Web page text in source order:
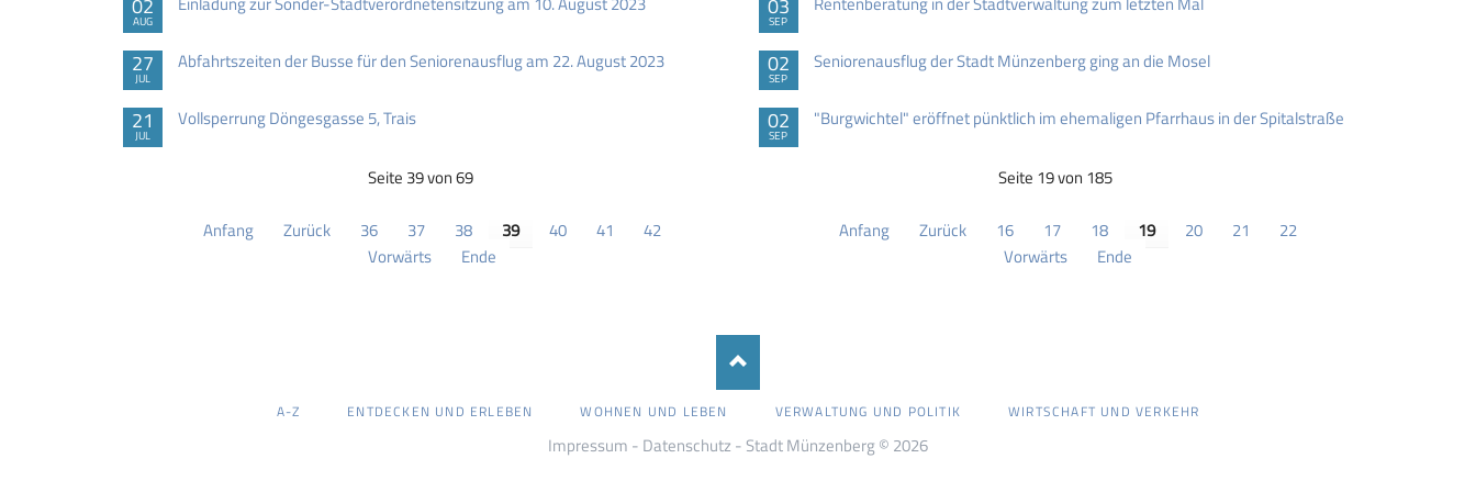
AUG
27
JUL
Abfahrtszeiten der Busse für den Seniorenausflug am 22. August 2023
21
JUL
Vollsperrung Döngesgasse 5, Trais
Seite 39 von 69
Anfang Zurück 36 37 38 39 40 41
42
Vorwärts
Ende
SEP
02
SEP
Seniorenausflug der Stadt Münzenberg ging an die Mosel
02
SEP
"Burgwichtel" eröffnet pünktlich im ehemaligen Pfarrhaus in der Spitalstraße
Seite 19 von 185
Anfang Zurück 16 17 18 19 20 21
22
Vorwärts
Ende
ÜBERSPRINGEN
A-Z ENTDECKEN UND ERLEBEN WOHNEN UND LEBEN VERWALTUNG UND POLITIK WIRTSCHAFT UND VERKEHR
Impressum - Datenschutz - Stadt Münzenberg © 2026